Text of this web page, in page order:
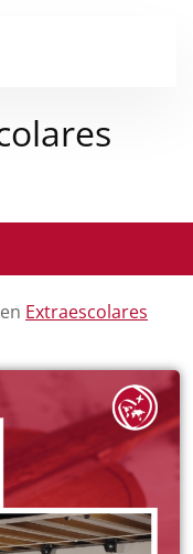
Extraescolares